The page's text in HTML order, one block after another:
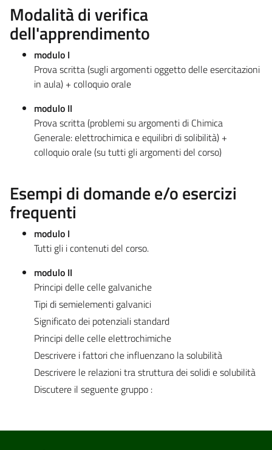
Modalità di verifica
dell'apprendimento
modulo I
Prova scritta (sugli argomenti oggetto delle esercitazioni
in aula) + colloquio orale
modulo II
Prova scritta (problemi su argomenti di Chimica
Generale: elettrochimica e equilibri di solibilità) +
colloquio orale (su tutti gli argomenti del corso)
Esempi di domande e/o esercizi
frequenti
modulo I
Tutti gli i contenuti del corso.
modulo II
Principi delle celle galvaniche
Tipi di semielementi galvanici
Significato dei potenziali standard
Principi delle celle elettrochimiche
Descrivere i fattori che influenzano la solubilità
Descrivere le relazioni tra struttura dei solidi e solubilità
Discutere il seguente gruppo :